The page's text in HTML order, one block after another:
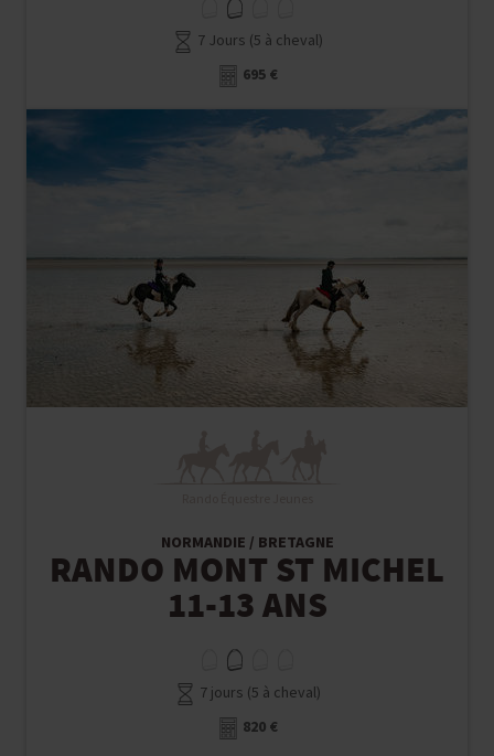
7 Jours (5 à cheval)
695 €
NORMANDIE / BRETAGNE
RANDO MONT ST MICHEL
11-13 ANS
7 jours (5 à cheval)
820 €